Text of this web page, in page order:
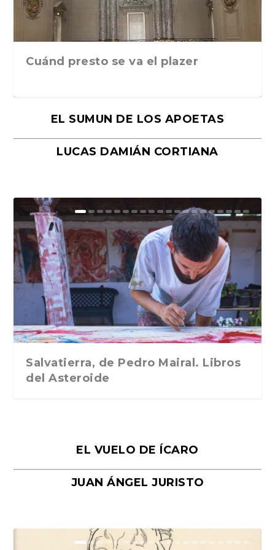
Cuánd presto se va el plazer
Moral, de Lyra Ekström Lindbäck.
Traducción de Car...
Revolución, de Hugo Gonçalves.
Libros del Asteroid...
«La música ha sido el gran amor de
mi vida». Esthe...
«El barman del Ritz», de Philippe
Collin. Traducci...
Mañanas de editorial, noches de
Bocaccio
EL SUMUN DE LOS APOETAS
LUCAS DAMIÁN CORTIANA
Salvatierra, de Pedro Mairal. Libros
del Asteroide
EL VUELO DE ÍCARO
JUAN ÁNGEL JURISTO